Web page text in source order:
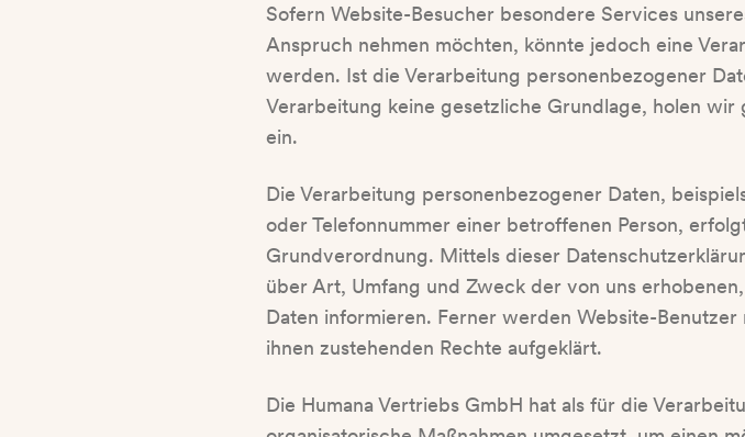
Sofern Website-Besucher besondere Services
Anspruch nehmen möchten, könnte jedoch eine
werden. Ist die Verarbeitung personenbezogener
Verarbeitung keine gesetzliche Grundlage, holen
ein.
Die Verarbeitung personenbezogener Daten,
oder Telefonnummer einer betroffenen Person,
Grundverordnung. Mittels dieser
über Art, Umfang und Zweck der von uns
Daten informieren. Ferner werden Website-
ihnen zustehenden Rechte aufgeklärt.
Die Humana Vertriebs GmbH hat als für die